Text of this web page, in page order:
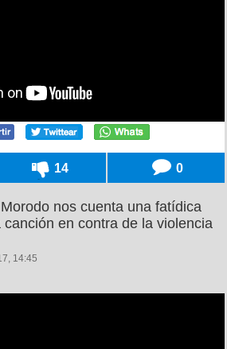
14 0
nos cuenta una fatídica
en contra de la violencia
14:45